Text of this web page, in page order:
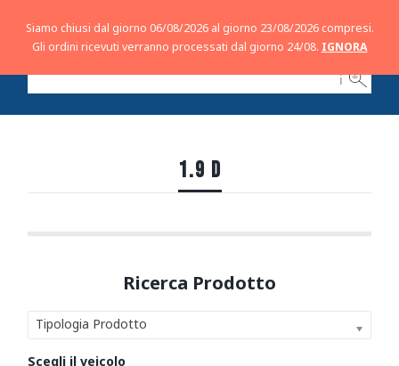
ℹ
1.9 D
Tipologia Prodotto
Siamo chiusi dal giorno 06/08/2026 al giorno 23/08/2026 compresi.
Gli ordini ricevuti verranno processati dal giorno 24/08. IGNORA